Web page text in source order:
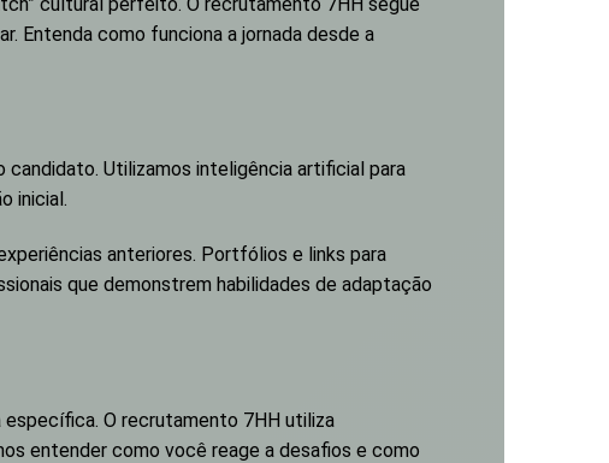
Entenda como funciona a jornada desde a
Utilizamos inteligência artificial para
inicial.
anteriores. Portfólios e links para
que demonstrem habilidades de adaptação
O recrutamento 7HH utiliza
entender como você reage a desafios e como